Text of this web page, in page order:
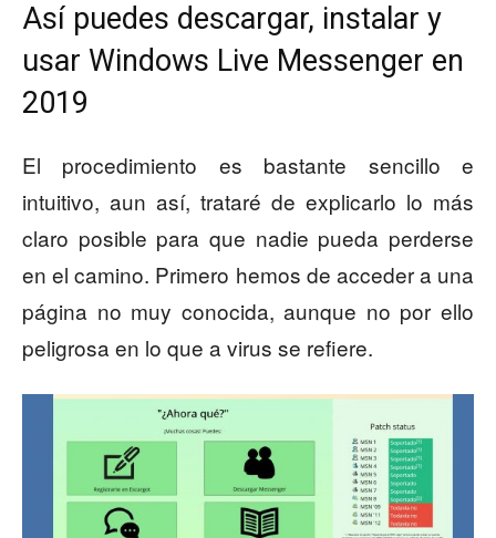
Así puedes descargar, instalar y
usar Windows Live Messenger en
2019
El procedimiento es bastante sencillo e
intuitivo, aun así, trataré de explicarlo lo más
claro posible para que nadie pueda perderse
en el camino. Primero hemos de acceder a una
página no muy conocida, aunque no por ello
peligrosa en lo que a virus se refiere.